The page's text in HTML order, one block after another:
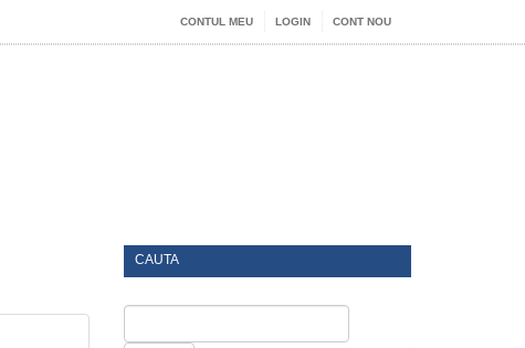
CONTUL MEU LOGIN CONT NOU
CAUTA